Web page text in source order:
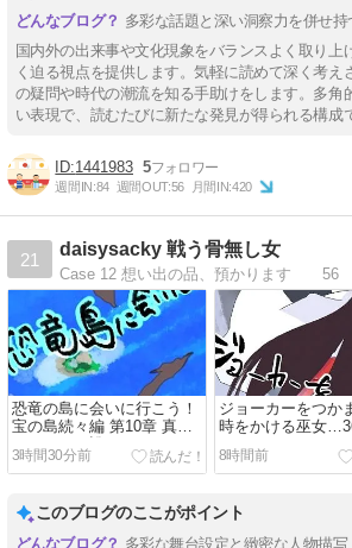
多彩な話題と深い洞察力を併せ持
国内外の出来事や文化現象をバランスよく取り上
く迫る視点を提供します。気軽に読めて深く考え
の疑問や時代の潮流を知る手助けをします。多角
い表現で、読むたびに新たな発見が得られる構成
1441983 5
週間IN:84 週間OUT:56 月間IN:420
21
daisysacky 戦う骨無し女
Case 12 想い出の品、預かります 56
恐竜の島に会いに行こう！
宝の島続々編 第10章 真の
ヒーローは誰だ？…105
3時間30分前
ジョーカーをつか
時をかける巫女
8時間前
このブログのここがポイント
多彩な舞台設定と緻密な人物描写